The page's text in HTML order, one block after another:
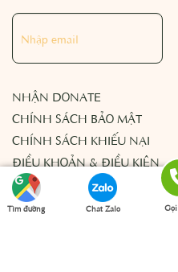
NHẬN DONATE
CHÍNH SÁCH BẢO MẬT
CHÍNH SÁCH KHIẾU NẠI
ĐIỀU KHOẢN & ĐIỀU KIỆN
© Copyright 2023 Vashna
Tìm đường Chat Zalo